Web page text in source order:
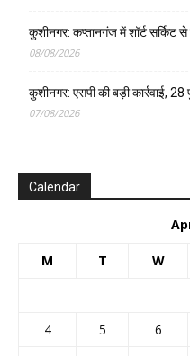
कुशीनगर: कप्तानगंज में शॉर्ट
08/08/2026
कुशीनगर: एसपी की बड़ी कार्रवाई, 28
07/08/2026
Calendar
M T W
4
5 6